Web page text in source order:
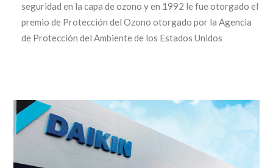
seguridad en la capa de ozono y en 1992 le fue otorgado el
premio de Protección del Ozono otorgado por la Agencia
de Protección del Ambiente de los Estados Unidos